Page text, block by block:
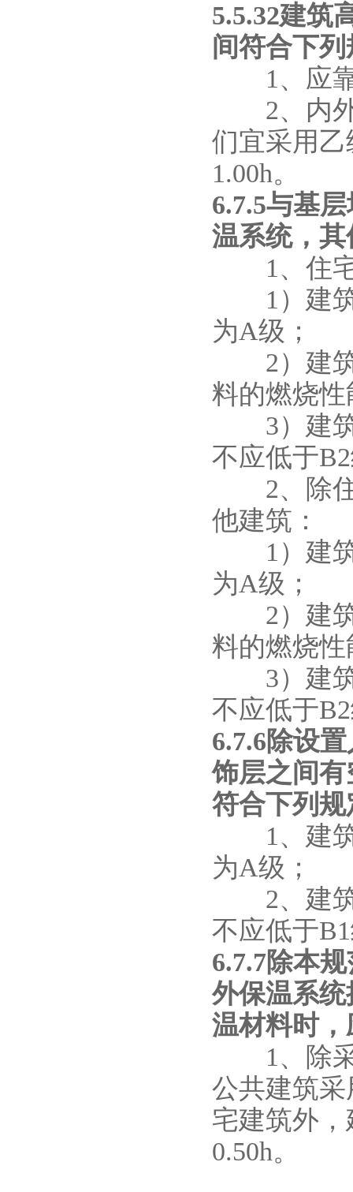
5.5.32建筑
间符合下
1、应靠
2、内外
们宜采用
1.00h。
6.7.5与基
温系统，
1、住宅
1）建筑
为A级；
2）建筑
料的燃烧
3）建筑
不应低于
2、除住
他建筑：
1）建筑
为A级；
2）建筑
料的燃烧
3）建筑
不应低于
6.7.6除设
饰层之间
符合下列规
1、建筑
为A级；
2、建筑
不应低于
6.7.7除本
外保温系
温材料时
1、除采
公共建筑
宅建筑外
0.50h。